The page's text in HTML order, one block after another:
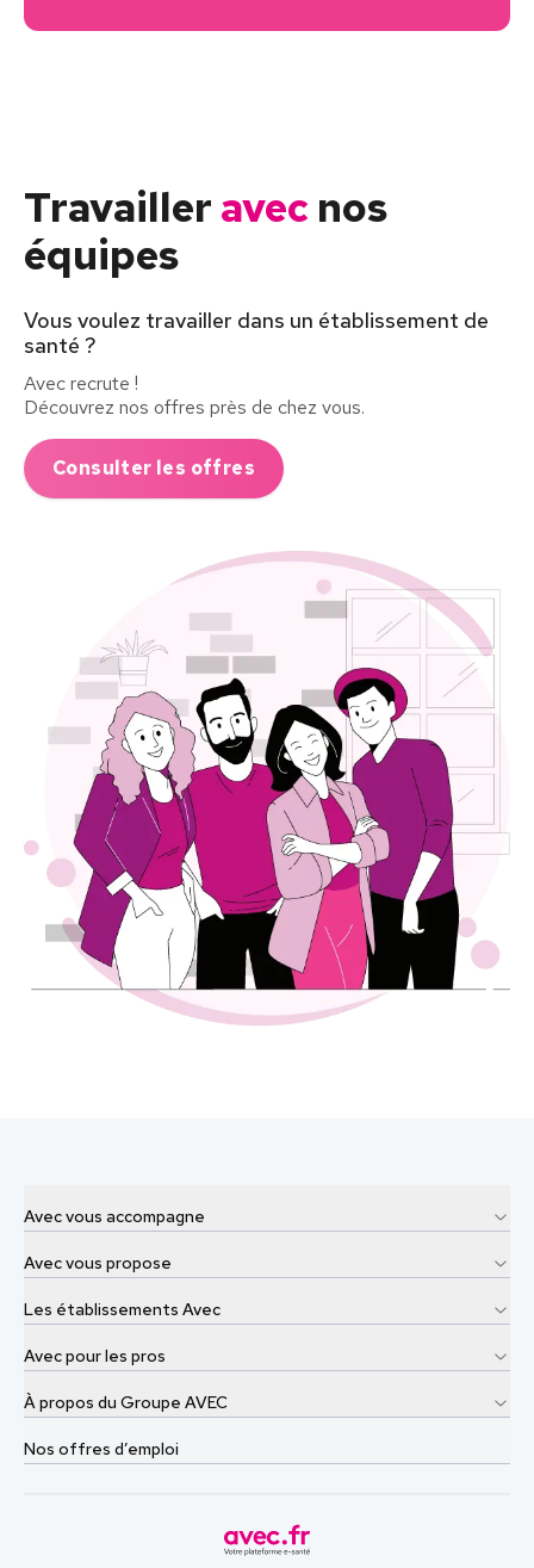
Vous voulez travailler dans un établissement de
santé ?
Avec recrute !
Découvrez nos offres près de chez vous.
Consulter les offres
Travailler avec nos
équipes
Avec vous accompagne
Avec vous propose
Les établissements Avec
Avec pour les pros
À propos du Groupe AVEC
Nos offres d’emploi